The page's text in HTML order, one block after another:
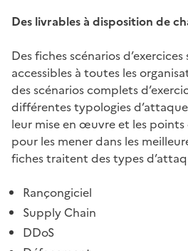
Des livrables à disposition de
Des fiches scénarios
accessibles à toutes les
des scénarios complets
différentes typologies
leur mise en œuvre et les
pour les mener dans les
fiches traitent des types
Rançongiciel
Supply Chain
DDoS